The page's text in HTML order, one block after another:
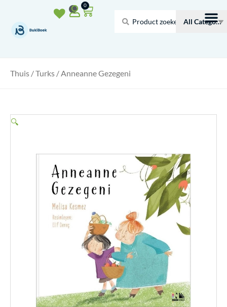
inhoud
Search
0
Winkelwagen
Thuis /Turks / Anneanne Gezegeni
🔍